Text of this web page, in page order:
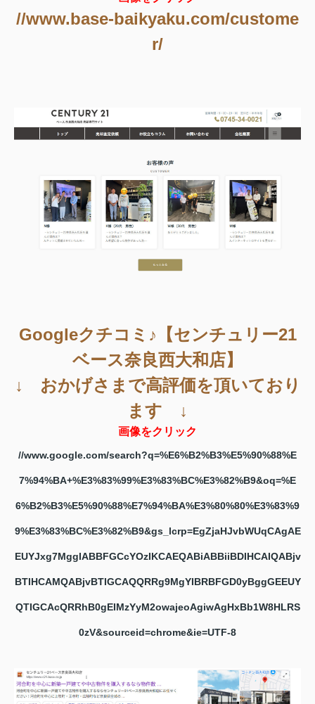
//www.base-baikyaku.com/custome
r/
Googleクチコミ♪【センチュリー21
ベース奈良西大和店】
↓ おかげさまで高評価を頂いており
ます ↓
画像をクリック
//www.google.com/search?q=%E6%B2%B3%E5%90%88%E
7%94%BA+%E3%83%99%E3%83%BC%E3%82%B9&oq=%E
6%B2%B3%E5%90%88%E7%94%BA%E3%80%80%E3%83%9
9%E3%83%BC%E3%82%B9&gs_lcrp=EgZjaHJvbWUqCAgAE
EUYJxg7MggIABBFGCcYOzIKCAEQABiABBiiBDIHCAIQABjv
BTIHCAMQABjvBTIGCAQQRRg9MgYIBRBFGD0yBggGEEUY
QTIGCAcQRRhB0gEIMzYyM2owajeoAgiwAgHxBb1W8HLRS
0zV&sourceid=chrome&ie=UTF-8